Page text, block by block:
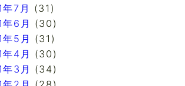
7月 (31)
6月 (30)
5月 (31)
4月 (30)
3月 (34)